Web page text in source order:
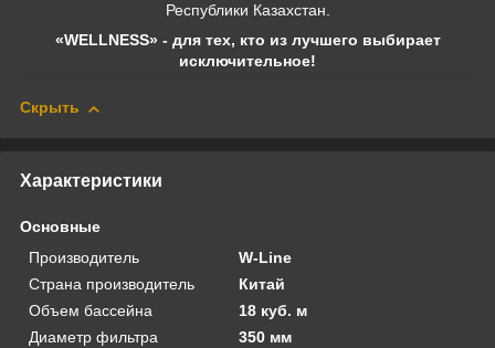
Республики Казахстан.
«WELLNESS» - для тех, кто из лучшего выбирает
исключительное!
Скрыть
Характеристики
Основные
Производитель
W-Line
Страна производитель
Китай
Объем бассейна
18 куб. м
Диаметр фильтра
350 мм